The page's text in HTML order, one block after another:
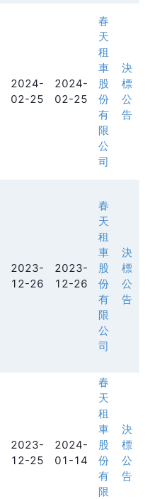
2024-
02-25
2024-
02-25
春
天
租
車
股
份
有
限
公
司
決
標
公
告
2023-
12-26
2023-
12-26
春
天
租
車
股
份
有
限
公
司
決
標
公
告
2023-
12-25
2024-
01-14
春
天
租
車
股
份
有
限
決
標
公
告